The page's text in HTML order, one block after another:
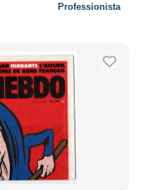
Professionista